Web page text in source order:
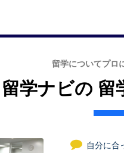
留学についてプロ
学ナビの 留
自分に合